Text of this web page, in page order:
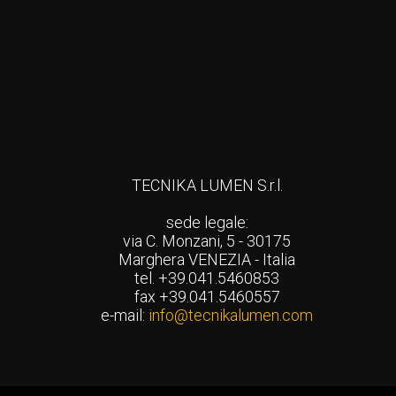
TECNIKA LUMEN S.r.l.
sede legale:
via C. Monzani, 5 - 30175
Marghera VENEZIA - Italia
tel. +39.041.5460853
fax +39.041.5460557
e-mail: info@tecnikalumen.com